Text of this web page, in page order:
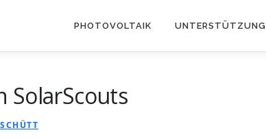
PHOTOVOLTAIK UNTERSTÜTZUNG
SolarScouts